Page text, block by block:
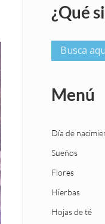
¿Qué
Menú
Día de
Sueños
Flores
Hierbas
Hojas de té